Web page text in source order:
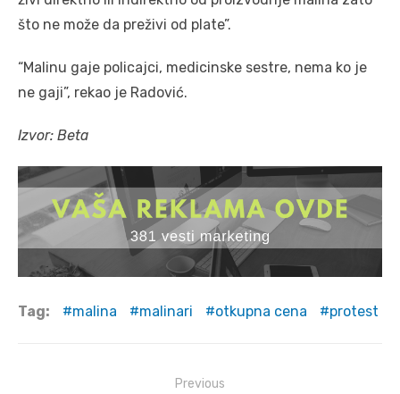
što ne može da preživi od plate”.
“Malinu gaje policajci, medicinske sestre, nema ko je
ne gaji”, rekao je Radović.
Izvor: Beta
Tag: malina malinari otkupna cena protest
Previous